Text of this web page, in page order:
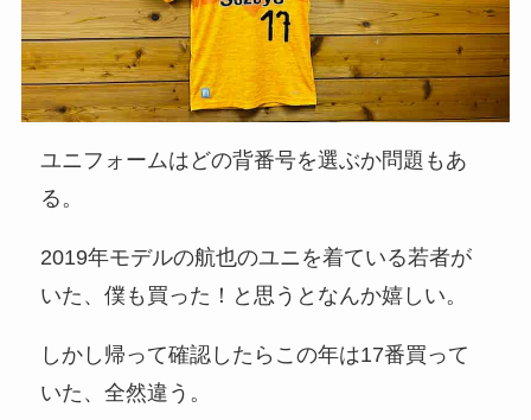
ユニフォームはどの背番号を選ぶか問題もあ
る。
2019年モデルの航也のユニを着ている若者が
いた、僕も買った！と思うとなんか嬉しい。
しかし帰って確認したらこの年は17番買って
いた、全然違う。